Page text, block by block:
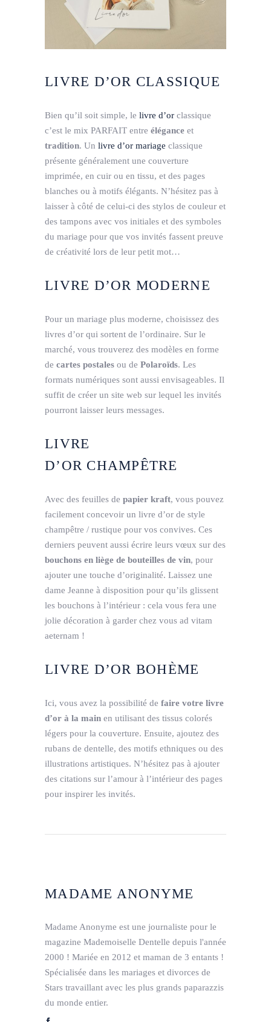
LIVRE D’OR CLASSIQUE
Bien qu’il soit simple, le livre d’or classique
c’est le mix PARFAIT entre élégance et
tradition. Un livre d’or mariage classique
présente généralement une couverture
imprimée, en cuir ou en tissu, et des pages
blanches ou à motifs élégants. N’hésitez pas à
laisser à côté de celui-ci des stylos de couleur et
des tampons avec vos initiales et des symboles
du mariage pour que vos invités fassent preuve
de créativité lors de leur petit mot…
LIVRE D’OR MODERNE
Pour un mariage plus moderne, choisissez des
livres d’or qui sortent de l’ordinaire. Sur le
marché, vous trouverez des modèles en forme
de cartes postales ou de Polaroïds. Les
formats numériques sont aussi envisageables. Il
suffit de créer un site web sur lequel les invités
pourront laisser leurs messages.
LIVRE
D’OR CHAMPÊTRE
Avec des feuilles de papier kraft, vous pouvez
facilement concevoir un livre d’or de style
champêtre / rustique pour vos convives. Ces
derniers peuvent aussi écrire leurs vœux sur des
bouchons en liège de bouteilles de vin, pour
ajouter une touche d’originalité. Laissez une
dame Jeanne à disposition pour qu’ils glissent
les bouchons à l’intérieur : cela vous fera une
jolie décoration à garder chez vous ad vitam
aeternam !
LIVRE D’OR BOHÈME
Ici, vous avez la possibilité de faire votre livre
d’or à la main en utilisant des tissus colorés
légers pour la couverture. Ensuite, ajoutez des
rubans de dentelle, des motifs ethniques ou des
illustrations artistiques. N’hésitez pas à ajouter
des citations sur l’amour à l’intérieur des pages
pour inspirer les invités.
MADAME ANONYME
Madame Anonyme est une journaliste pour le
magazine Mademoiselle Dentelle depuis l'année
2000 ! Mariée en 2012 et maman de 3 entants !
Spécialisée dans les mariages et divorces de
Stars travaillant avec les plus grands paparazzis
du monde entier.